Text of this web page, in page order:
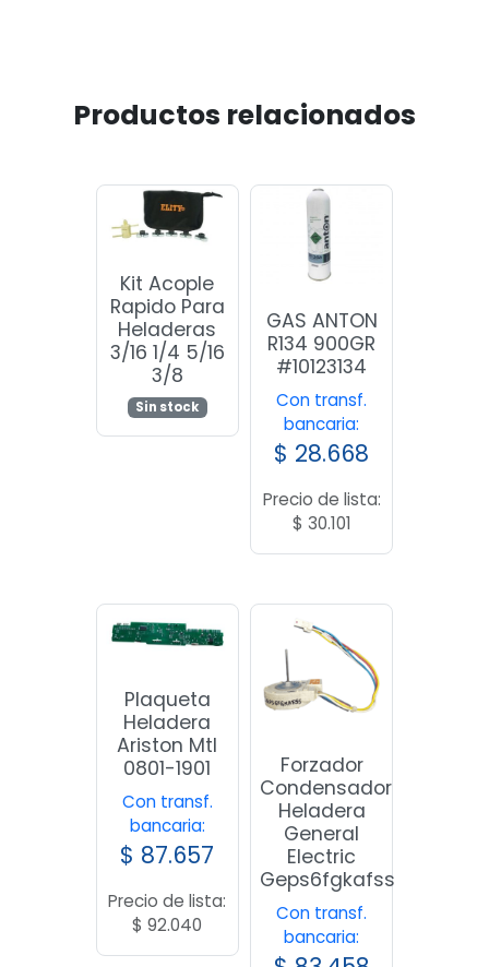
Productos relacionados
Kit Acople
Rapido Para
Heladeras
3/16 1/4 5/16
3/8
Sin stock
GAS ANTON
R134 900GR
#10123134
Con transf.
bancaria:
$ 28.668
Precio de lista:
$ 30.101
Plaqueta
Heladera
Ariston Mtl
0801-1901
Con transf.
bancaria:
$ 87.657
Precio de lista:
$ 92.040
Forzador
Condensador
Heladera
General
Electric
Geps6fgkafss
Con transf.
bancaria: